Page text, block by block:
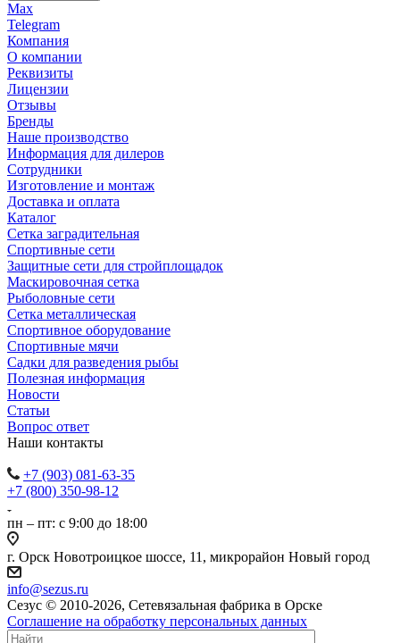
Max
Telegram
Компания
О компании
Реквизиты
Лицензии
Отзывы
Бренды
Наше производство
Информация для дилеров
Сотрудники
Изготовление и монтаж
Доставка и оплата
Каталог
Сетка заградительная
Спортивные сети
Защитные сети для стройплощадок
Маскировочная сетка
Рыболовные сети
Сетка металлическая
Спортивное оборудование
Спортивные мячи
Садки для разведения рыбы
Полезная информация
Новости
Статьи
Вопрос ответ
Наши контакты
+7 (903) 081-63-35
+7 (800) 350-98-12
пн – пт: с 9:00 до 18:00
г. Орск Новотроицкое шоссе, 11, микрорайон Новый город
info@sezus.ru
Сезус © 2010-2026, Сетевязальная фабрика в Орске
Соглашение на обработку персональных данных